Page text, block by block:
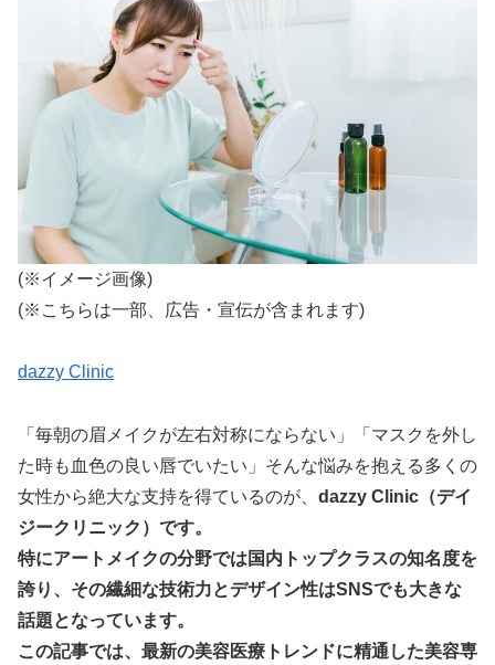
(※イメージ画像)
(※こちらは一部、広告・宣伝が含まれます)
dazzy Clinic
「毎朝の眉メイクが左右対称にならない」「マスクを外し
た時も血色の良い唇でいたい」そんな悩みを抱える多くの
女性から絶大な支持を得ているのが、 dazzy Clinic（デイ
ジークリニック）です。
特にアートメイクの分野では国内トップクラスの知名度を
誇り、その繊細な技術力とデザイン性はSNSでも大きな
話題となっています。
この記事では、最新の美容医療トレンドに精通した美容専